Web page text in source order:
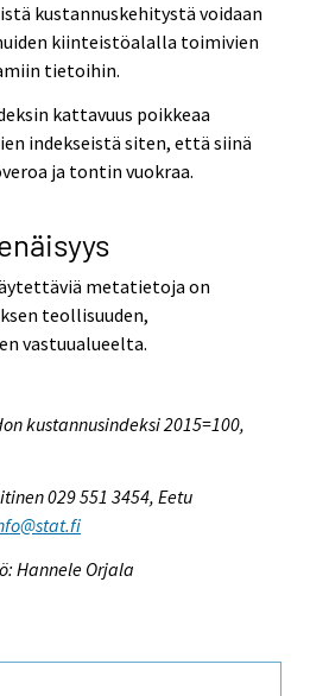
kustannuskehitystä voidaan
kiinteistöalalla toimivien
tietoihin.
kattavuus poikkeaa
indekseistä siten, että siinä
ja tontin vuokraa.
metatietoja on
teollisuuden,
vastuualueelta.
kustannusindeksi 2015=100,
029 551 3454, Eetu
Hannele Orjala